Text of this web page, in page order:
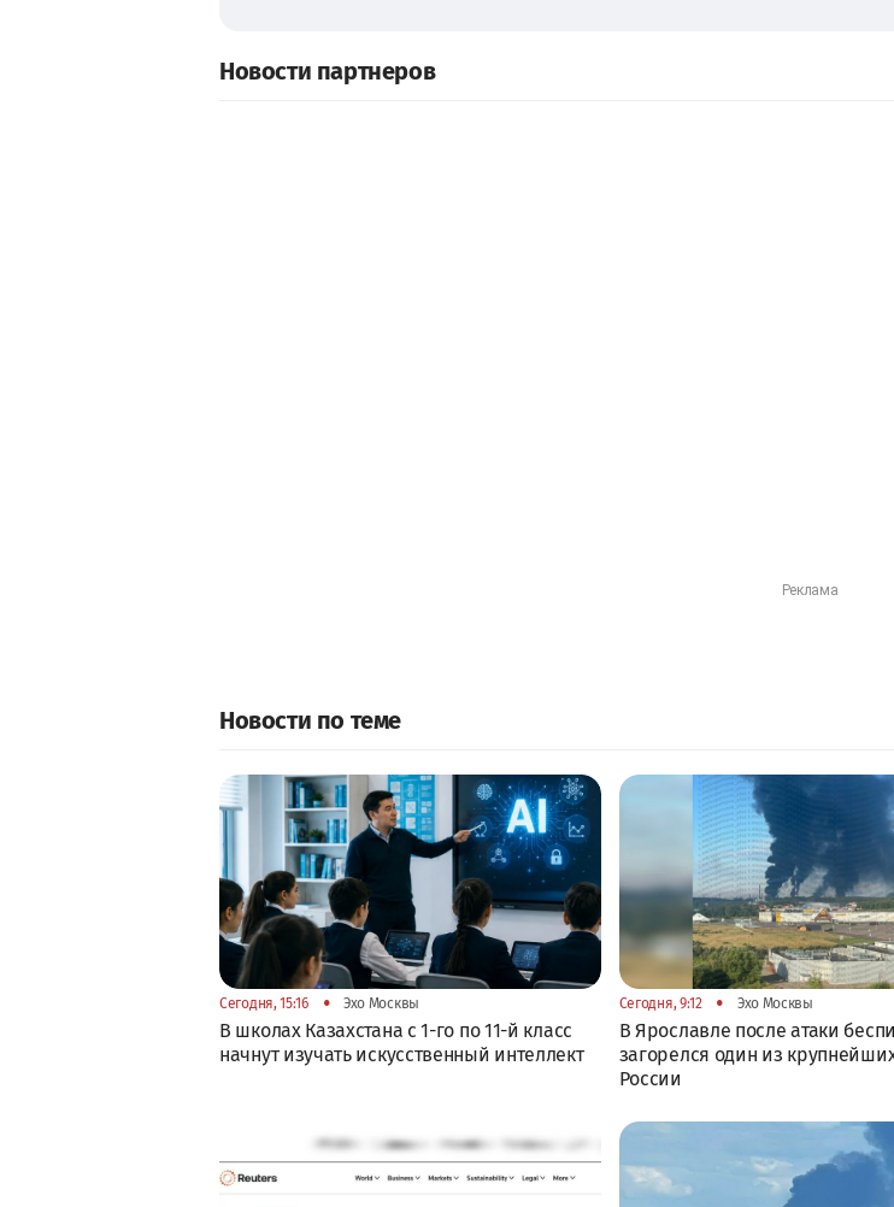
Новости партнеров
Новости по теме
Сегодня, 15:16 • Эхо Москвы
В школах Казахстана с 1-го по 11-й класс
начнут изучать искусственный интеллект
Сегодня, 9:12 • Эхо Москвы
В Ярославле после атаки
загорелся один из
России